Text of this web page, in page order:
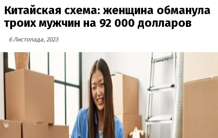
Китайская схема: женщина обманула
троих мужчин на 92 000 долларов
6 Листопада, 2023